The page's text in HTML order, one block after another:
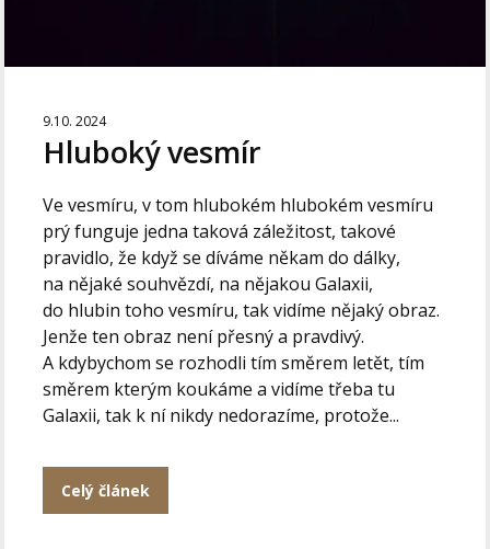
9.10. 2024
Hluboký vesmír
Ve vesmíru, v tom hlubokém hlubokém vesmíru
prý funguje jedna taková záležitost, takové
pravidlo, že když se díváme někam do dálky,
na nějaké souhvězdí, na nějakou Galaxii,
do hlubin toho vesmíru, tak vidíme nějaký obraz.
Jenže ten obraz není přesný a pravdivý.
A kdybychom se rozhodli tím směrem letět, tím
směrem kterým koukáme a vidíme třeba tu
Galaxii, tak k ní nikdy nedorazíme, protože...
Celý článek